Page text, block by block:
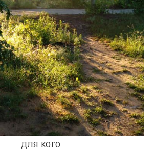
ДЛЯ КОГО